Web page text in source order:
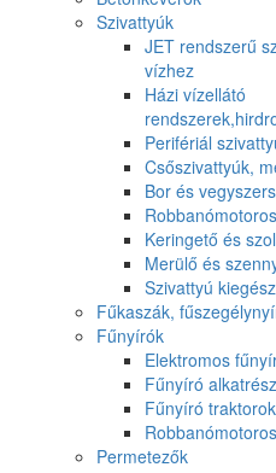
Szivattyúk
JET rendszerű
vízhez
Házi vízellátó
Perifériál
Csőszivattyúk,
Bor és
Keringető és
Merülő és
Szivattyú
Fűkaszák,
Fűnyírók
Elektromos
Fűnyíró
Fűnyíró traktorok
Permetezők